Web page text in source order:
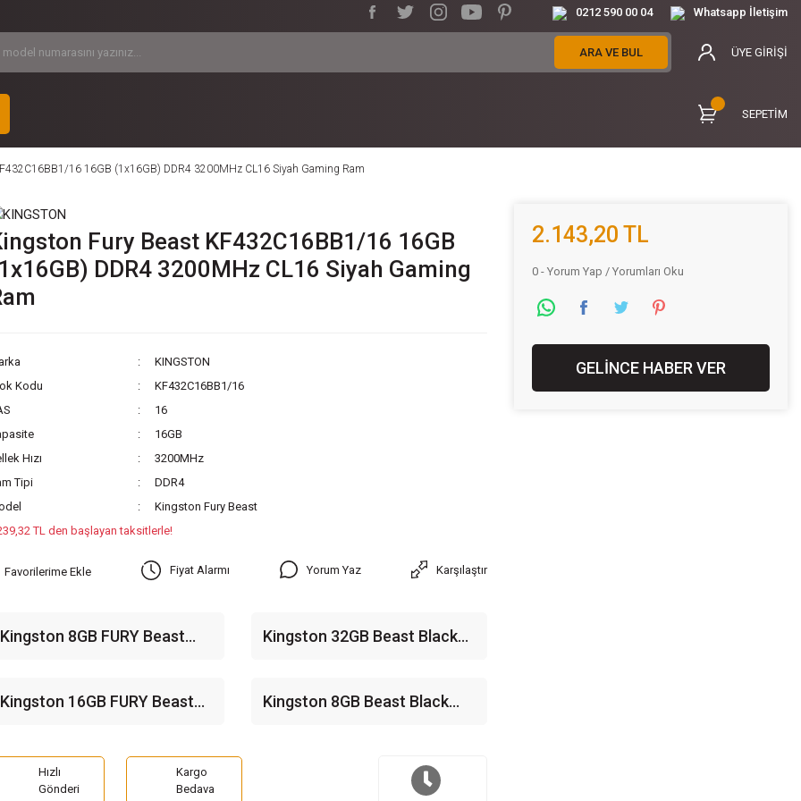
0212 590 00 04 Whatsapp İletişim
ARA VE BUL ÜYE GİRİŞİ
SEPETİM
16 16GB (1x16GB) DDR4 3200MHz CL16 Siyah Gaming Ram
Fury Beast KF432C16BB1/16 16GB
DDR4 3200MHz CL16 Siyah Gaming
KINGSTON
Kodu
KF432C16BB1/16
16
16GB
Hızı
3200MHz
Tipi
DDR4
Kingston Fury Beast
TL den başlayan taksitlerle!
Fiyat Alarmı Yorum Yaz Karşılaştır
Kingston 8GB FURY Beast
Kingston 32GB Beast Black
Kingston 16GB FURY Beast
Kingston 8GB Beast Black
Hızlı
Gönderi
Kargo
Bedava
2.143,20 TL
0 - Yorum Yap / Yorumları Oku
GELİNCE HABER VER